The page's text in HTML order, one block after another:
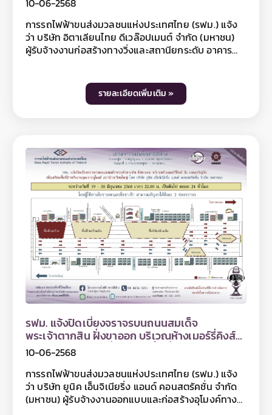
พิเศษกาญจนาภิเษก (สุขสวัสดิ์ - บางพลี) สามารถ
สัญจรได้ 1 ช่องจราจร ทั้งนี้ การปิดเบี่ยงจราจรเพื่อ
ดำเนินงานดังกล่าว อาจทำให้ผู้ใช้เส้นทางไม่ได้รับความ
สะดวกในการเดินทางและอาจมีเสียงดังรบกวนพื้นที่
บริเวณใกล้เคียงในวันเวลาดังกล่าว ดังนั้น หากไม่มีความ
ณ โอกาสนี้ โดยผู้ใช้เส้นทางสามารถสอบถามรายละเอียด
การปิดเบี่ยงจราจรได้ที่หมายเลข 08 0072 6522 และ
ติดตามข้อมูลโครงการฯ ได้ที่เว็บไซต์ www.mrta-
@mrtpurpleline
10-06-2568
การรถไฟฟ้าขนส่งมวลชนแห่งประเทศไทย (รฟม.) แจ้ง
ว่า บริษัท อิตาเลียนไทย ดีเวล๊อปเมนต์ จำกัด (มหาชน)
ผู้รับจ้างงานก่อสร้างทางวิ่งและสถานียกระดับ อาคาร
ภิเษก) สัญญาที่ 5 ช่วงดาวคะนอง - ครุใน มีความจำเป็น
ต้องปิดเบี่ยงจราจรชั่วคราว ฝั่งขาออก 1 ช่องจราจรชิด
2568 เฉพาะเวลา 22.00 - 04.00 น. โดยมีผลให้ช่อง
จราจรฝั่งขาออกสามารถสัญจรได้ 2 ช่องจราจร และฝั่ง
ขาเข้าสามารถสัญจรได้ 3 ช่องจราจร ทั้งนี้ การปิดเบี่ยง
จราจรเพื่อดำเนินงานดังกล่าว อาจทำให้ผู้ใช้เส้นทางไม่ได้
รับความสะดวกในการเดินทางและอาจมีเสียงดังรบกวน
พื้นที่บริเวณใกล้เคียงในวันเวลาดังกล่าว ดังนั้น หากไม่มี
ความจำเป็นโปรดหลีกเลี่ยงเส้นทาง และ รฟม. ต้อง
ขออภัยมา ณ โอกาสนี้ โดยผู้ใช้เส้นทางสามารถสอบถาม
รายละเอียดการปิดเบี่ยงจราจรได้ที่หมายเลข 08 0072
6522 และติดตามข้อมูลโครงการฯ ได้ที่เว็บไซต์
www.mrta-purplelinesouth.com Facebook
โครงการรถไฟฟ้าสายสีม่วง ช่วงเตาปูน – ราษฎร์บูรณะ
และ Line @mrtpurpleline
รายละเอียดเพิ่มเติม »
รฟม. แจ้งปิดเบี่ยงจราจรบนถนนสมเด็จ
พระเจ้าตากสิน ฝั่งขาออก บริเวณห้างเมอร์รี่คิงส์
ถึง ถนนเจริญรัถ เพื่อเตรียมพื้นที่สำหรับงานขุด
เจาะอุโมงค์ สถานีวงเวียนใหญ่
10-06-2568
การรถไฟฟ้าขนส่งมวลชนแห่งประเทศไทย (รฟม.) แจ้ง
ว่า บริษัท ยูนิค เอ็นจิเนียริ่ง แอนด์ คอนสตรัคชั่น จำกัด
(มหาชน) ผู้รับจ้างงานออกแบบและก่อสร้างอุโมงค์ทาง